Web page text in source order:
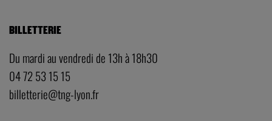
BILLETTERIE
Du mardi au vendredi de 13h à 18h30
04 72 53 15 15
billetterie@tng-lyon.fr